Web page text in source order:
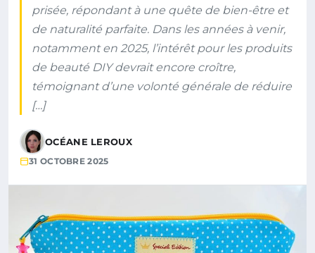
prisée, répondant à une quête de bien-être et
de naturalité parfaite. Dans les années à venir,
notamment en 2025, l’intérêt pour les produits
de beauté DIY devrait encore croître,
témoignant d’une volonté générale de réduire
[…]
OCÉANE LEROUX
31 OCTOBRE 2025